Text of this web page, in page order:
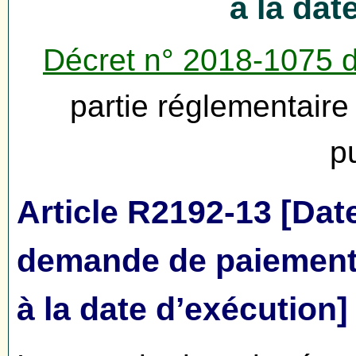
à la
Décret n° 2018-1075
partie
Article R2192-13
demande de
à la date d’exécution]